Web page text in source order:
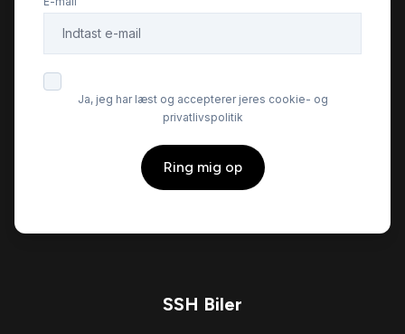
el-indstilleligt førersæde
el-ruder
elektrisk parkeringsbremse
Ja, jeg har læst og accepterer jeres cookie- og
privatlivspolitik
Ring mig op
SSH Biler